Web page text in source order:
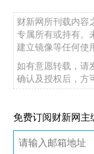
（Pareto
经济实现。这
开考虑。经济
GDP中），而
经济学家就要告
府必须严格执
挥作用。
财新网所刊载内容
专属所有或持有。
建立镜像等任何使
如有意愿转载，请
确认及授权后，方
免费订阅财新网主